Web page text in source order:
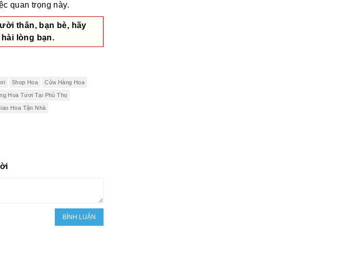
quan trọng này.
thân, bạn bè, hãy
lòng bạn.
Shop Hoa Cửa Hàng Hoa
Hoa Tươi Tại Phú Thọ
Hoa Tận Nhà